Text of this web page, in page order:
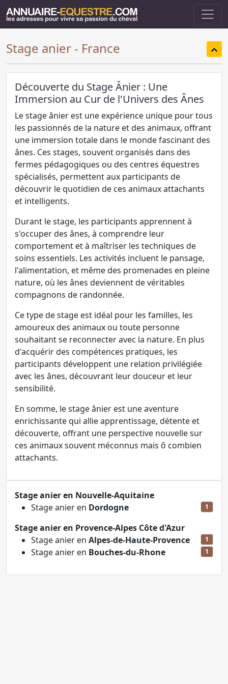
Stage anier - France
Découverte du Stage Ânier : Une
Immersion au Cur de l'Univers des Ânes
Le stage ânier est une expérience unique pour tous
les passionnés de la nature et des animaux, offrant
une immersion totale dans le monde fascinant des
ânes. Ces stages, souvent organisés dans des
fermes pédagogiques ou des centres équestres
spécialisés, permettent aux participants de
découvrir le quotidien de ces animaux attachants
et intelligents.
Durant le stage, les participants apprennent à
s'occuper des ânes, à comprendre leur
comportement et à maîtriser les techniques de
soins essentiels. Les activités incluent le pansage,
l'alimentation, et même des promenades en pleine
nature, où les ânes deviennent de véritables
compagnons de randonnée.
Ce type de stage est idéal pour les familles, les
amoureux des animaux ou toute personne
souhaitant se reconnecter avec la nature. En plus
d'acquérir des compétences pratiques, les
participants développent une relation privilégiée
avec les ânes, découvrant leur douceur et leur
sensibilité.
En somme, le stage ânier est une aventure
enrichissante qui allie apprentissage, détente et
découverte, offrant une perspective nouvelle sur
ces animaux souvent méconnus mais ô combien
attachants.
Stage anier en Nouvelle-Aquitaine
Stage anier en Dordogne 1
Stage anier en Provence-Alpes Côte d'Azur
Stage anier en Alpes-de-Haute-Provence 1
Stage anier en Bouches-du-Rhone 1